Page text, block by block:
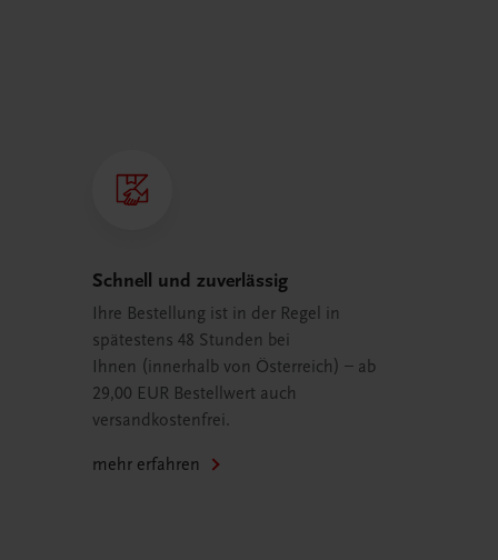
Schnell und zuverlässig
Ihre Bestellung ist in der Regel in
spätestens 48 Stunden bei
Ihnen (innerhalb von Österreich) – ab
29,00 EUR Bestellwert auch
versandkostenfrei.
mehr erfahren